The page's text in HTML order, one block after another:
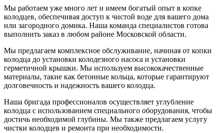
Мы работаем уже много лет и имеем богатый опыт в копке
колодцев, обеспечивая доступ к чистой воде для вашего дома
или загородного домика. Наша команда специалистов готова
выполнить заказ в любом районе Московской области.
Мы предлагаем комплексное обслуживание, начиная от копки
колодца до установки колодезного насоса и установки
герметичной крышки. Мы используем высококачественные
материалы, такие как бетонные кольца, которые гарантируют
долговечность и надежность вашего колодца.
Наша бригада профессионалов осуществляет углубление
колодца с использованием специального оборудования, чтобы
достичь необходимой глубины. Мы также предлагаем услугу
чистки колодцев и ремонта при необходимости.